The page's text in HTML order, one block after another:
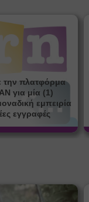
πλατφόρμα
για μία (1)
εμπειρία
εγγραφές